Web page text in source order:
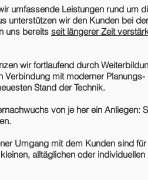
umfassende Leistungen rund um
unterstützen wir den Kunden bei
uns bereits seit längerer Zeit
wir fortlaufend durch
mit moderner
Stand der Technik.
von je her ein Anliegen:
Umgang mit dem Kunden sind
alltäglichen oder